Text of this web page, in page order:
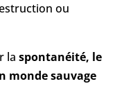
ou
la spontanéité, le
monde sauvage